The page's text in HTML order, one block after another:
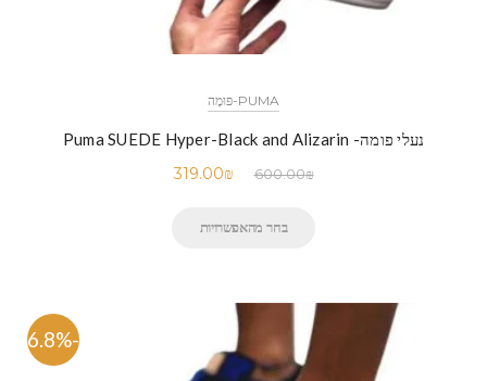
PUMA-פּוּמָה
נעלי פומה- Puma SUEDE Hyper-Black and Alizarin
600.00₪
319.00₪
בחר מהאפשרויות
-46.8%